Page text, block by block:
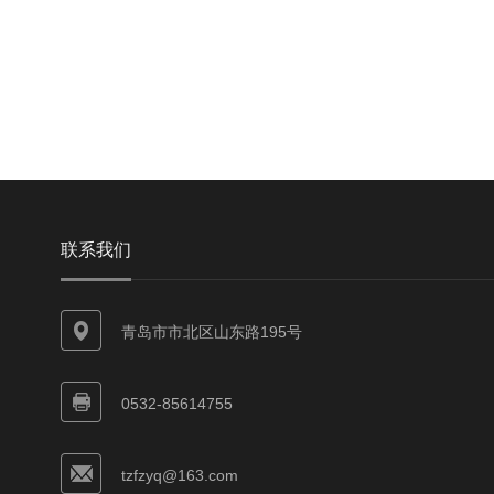
联系我们
青岛市市北区山东路195号
0532-85614755
tzfzyq@163.com